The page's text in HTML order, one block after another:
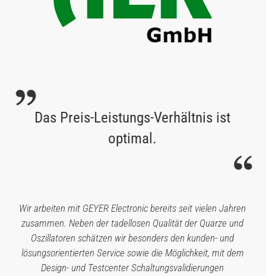
Das Preis-Leistungs-Verhältnis ist
optimal.
Wir arbeiten mit GEYER Electronic bereits seit vielen Jahren
zusammen. Neben der tadellosen Qualität der Quarze und
Oszillatoren schätzen wir besonders den kunden- und
lösungsorientierten Service sowie die Möglichkeit, mit dem
Design- und Testcenter Schaltungsvalidierungen